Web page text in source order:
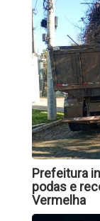
Prefeitura
podas e
Vermelha